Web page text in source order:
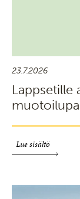
23.7.2026
Lappsetille
Lue sisältö